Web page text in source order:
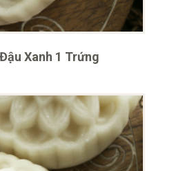
Xanh 1 Trứng